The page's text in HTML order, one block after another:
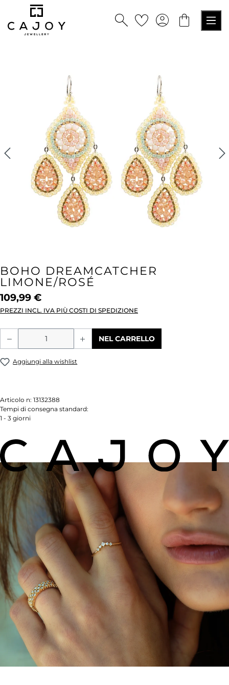
principale
BOHO DREAMCATCHER
LIMONE/ROSÉ
109,99 €
PREZZI INCL. IVA PIÙ COSTI DI SPEDIZIONE
Quantità del prodotto: inserisci la
NEL CARRELLO
Aggiungi alla wishlist
Articolo n: 13132388
Tempi di consegna standard:
1 - 3 giorni